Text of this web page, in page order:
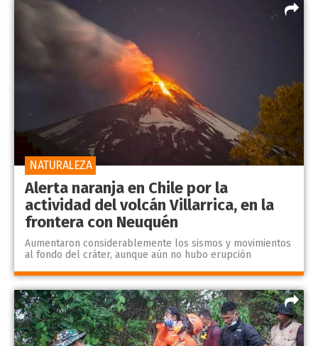
Alerta naranja en Chile por la
actividad del volcán Villarrica, en la
frontera con Neuquén
Aumentaron considerablemente los sismos y movimientos
al fondo del cráter, aunque aún no hubo erupción
NATURALEZA